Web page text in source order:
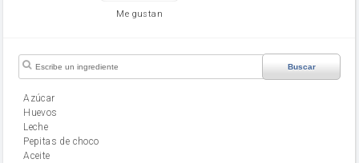
Me gustan
Buscar
Azúcar
huevos
leche
Pepitas de choco
aceite